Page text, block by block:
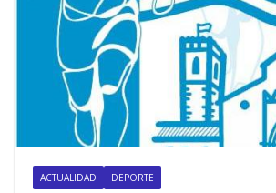
ACTUALIDAD DEPORTE